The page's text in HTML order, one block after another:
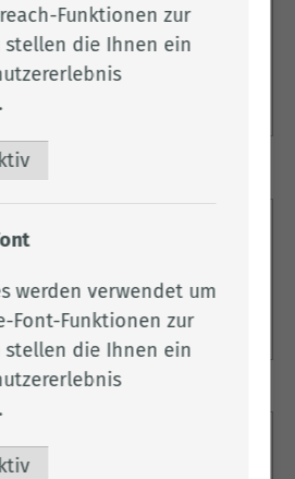
zum Thema Kfz-Zulassung.
zum Thema Meldewesen.
für psychisch Kranke
Funktionen zur
stellen die Ihnen ein
werden verwendet um
Font-Funktionen zur
stellen die Ihnen ein